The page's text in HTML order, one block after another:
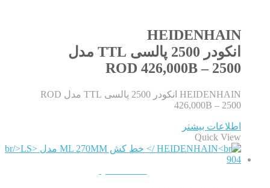
HEIDENHAIN
انکودر 2500 پالسی TTL مدل
ROD 426,000B – 2500
HEIDENHAIN انکودر 2500 پالسی TTL مدل ROD
426,000B – 2500
اطلاعات بیشتر
Quick View